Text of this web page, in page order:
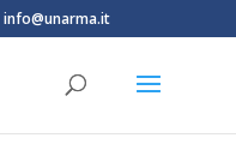
info@unarma.it